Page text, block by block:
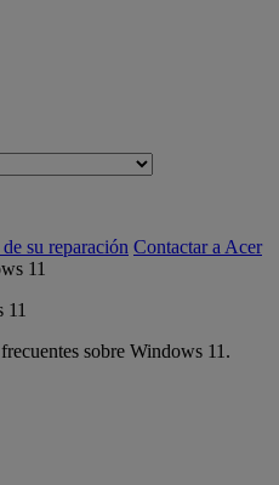
su reparación Contactar a Acer
11
sobre Windows 11.